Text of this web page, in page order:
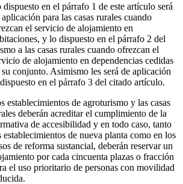
dispuesto en el párrafo 1 de este artículo será
aplicación para las casas rurales cuando
el servicio de alojamiento en
y lo dispuesto en el párrafo 2 del
a las casas rurales cuando ofrezcan el
de alojamiento en dependencias cedidas
su conjunto. Asimismo les será de aplicación
en el párrafo 3 del citado artículo.
establecimientos de agroturismo y las casas
deberán acreditar el cumplimiento de la
de accesibilidad y en todo caso, tanto
establecimientos de nueva planta como en los
de reforma sustancial, deberán reservar un
por cada cincuenta plazas o fracción
el uso prioritario de personas con movilidad